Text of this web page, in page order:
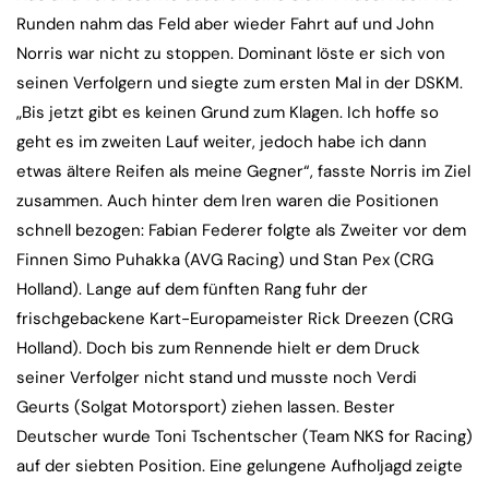
Runden nahm das Feld aber wieder Fahrt auf und John
Norris war nicht zu stoppen. Dominant löste er sich von
seinen Verfolgern und siegte zum ersten Mal in der DSKM.
„Bis jetzt gibt es keinen Grund zum Klagen. Ich hoffe so
geht es im zweiten Lauf weiter, jedoch habe ich dann
etwas ältere Reifen als meine Gegner“, fasste Norris im Ziel
zusammen. Auch hinter dem Iren waren die Positionen
schnell bezogen: Fabian Federer folgte als Zweiter vor dem
Finnen Simo Puhakka (AVG Racing) und Stan Pex (CRG
Holland). Lange auf dem fünften Rang fuhr der
frischgebackene Kart-Europameister Rick Dreezen (CRG
Holland). Doch bis zum Rennende hielt er dem Druck
seiner Verfolger nicht stand und musste noch Verdi
Geurts (Solgat Motorsport) ziehen lassen. Bester
Deutscher wurde Toni Tschentscher (Team NKS for Racing)
auf der siebten Position. Eine gelungene Aufholjagd zeigte